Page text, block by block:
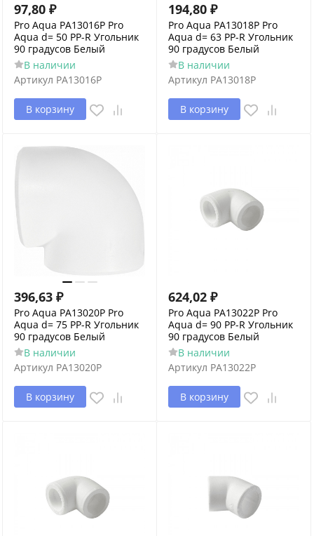
97,80 ₽
Pro Aqua PA13016P Pro
Aqua d= 50 PP-R Угольник
90 градусов Белый
В наличии
Артикул PA13016P
В корзину
194,80 ₽
Pro Aqua PA13018P Pro
Aqua d= 63 PP-R Угольник
90 градусов Белый
В наличии
Артикул PA13018P
В корзину
396,63 ₽
Pro Aqua PA13020P Pro
Aqua d= 75 PP-R Угольник
90 градусов Белый
В наличии
Артикул PA13020P
В корзину
624,02 ₽
Pro Aqua PA13022P Pro
Aqua d= 90 PP-R Угольник
90 градусов Белый
В наличии
Артикул PA13022P
В корзину